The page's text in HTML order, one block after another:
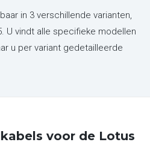
in 3 verschillende varianten,
U vindt alle specifieke modellen
u per variant gedetailleerde
voor de Lotus